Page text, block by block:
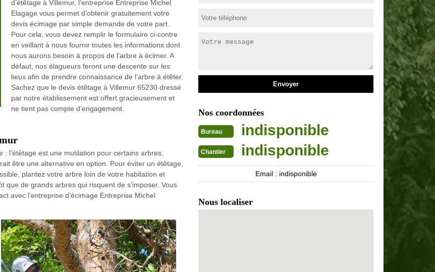
d’étêtage à Villemur, l’entreprise Entreprise Michel
Elagage vous permet d’obtenir gratuitement votre
devis écimage par simple demande de votre part.
Pour cela, vous devez remplir le formulaire ci-contre
en veillant à nous fournir toutes les informations dont
nous aurons besoin à propos de l’arbre à écimer. A
défaut, nos élagueurs feront une descente sur les
lieux afin de prendre connaissance de l’arbre à étêter.
Sachez que le devis étêtage à Villemur 65230 dressé
par notre établissement est offert gracieusement et
ne tient pas compte d’engagement.
l’étêtage est une mutilation pour certains arbres.
être une alternative en option. Pour éviter un étêtage,
plantez votre arbre loin de votre habitation et
de grands arbres qui risquent de s’imposer. Vous
avec l’entreprise d’écimage Entreprise Michel
Nos coordonnées
Bureau indisponible
Chantier indisponible
Email : indisponible
Nous localiser